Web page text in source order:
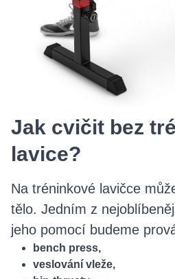
Jak cvičit bez
lavice?
Na tréninkové lavičce
tělo. Jedním z
jeho pomocí budeme
bench press,
veslování vleže,